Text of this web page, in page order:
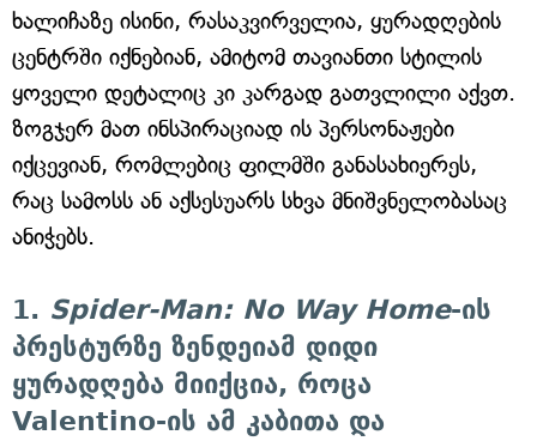
ხალიჩაზე ისინი, რასაკვირველია, ყურადღების
ცენტრში იქნებიან, ამიტომ თავიანთი სტილის
ყოველი დეტალიც კი კარგად გათვლილი აქვთ.
ზოგჯერ მათ ინსპირაციად ის პერსონაჟები
იქცევიან, რომლებიც ფილმში განასახიერეს,
რაც სამოსს ან აქსესუარს სხვა მნიშვნელობასაც
ანიჭებს.
1. Spider-Man: No Way Home-ის
პრესტურზე ზენდეიამ დიდი
ყურადღება მიიქცია, როცა
Valentino-ის ამ კაბითა და